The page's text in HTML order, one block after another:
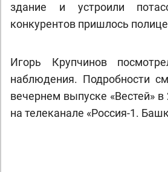
здание и устроили
конкурентов пришлось
Игорь Крупчинов
наблюдения. Подробности
вечернем выпуске «Вестей»
на телеканале «Россия-1.